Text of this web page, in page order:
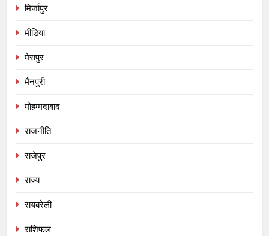
मिर्जापुर
मीडिया
मेरापुर
मैनपुरी
मोहम्मदाबाद
राजनीति
राजेपुर
राज्य
रायबरेली
राशिफल